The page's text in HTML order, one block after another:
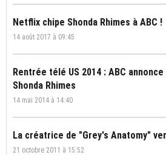
Netflix chipe Shonda Rhimes à ABC !
14 août 2017 à 09:45
Rentrée télé US 2014 : ABC
Shonda Rhimes
14 mai 2014 à 14:40
La créatrice de "Grey's Anatomy"
21 octobre 2011 à 15:52